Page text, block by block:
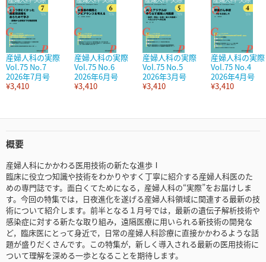
産婦人科の実際
Vol.75 No.7
2026年7月号
¥3,410
産婦人科の実際
Vol.75 No.6
2026年6月号
¥3,410
産婦人科の実際
Vol.75 No.5
2026年3月号
¥3,410
産婦人科の実際
Vol.75 No.4
2026年4月号
¥3,410
概要
産婦人科にかかわる医用技術の新たな進歩Ⅰ
臨床に役立つ知識や技術をわかりやすく丁寧に紹介する産婦人科医のた
めの専門誌です。面白くてためになる，産婦人科の“実際”をお届けしま
す。今回の特集では，日夜進化を遂げる産婦人科領域に関連する最新の技
術について紹介します。前半となる１月号では，最新の遺伝子解析技術や
感染症に対する新たな取り組み，遠隔医療に用いられる新技術の開発な
ど，臨床医にとって身近で，日常の産婦人科診療に直接かかわるような話
題が盛りだくさんです。この特集が，新しく導入される最新の医用技術に
ついて理解を深める一歩となることを期待します。